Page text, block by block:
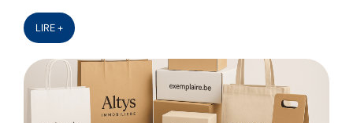
LIRE +